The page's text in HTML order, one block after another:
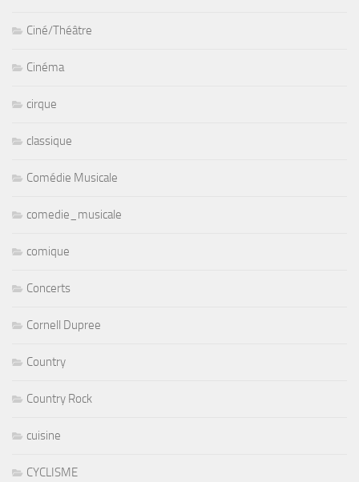
Ciné/Théâtre
Cinéma
cirque
classique
Comédie Musicale
comedie_musicale
comique
Concerts
Cornell Dupree
Country
Country Rock
cuisine
CYCLISME